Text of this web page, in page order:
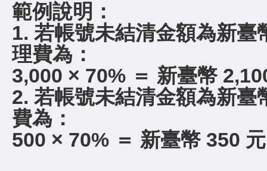
範例說明：
1. 若帳號未結清金額為新臺
理費為：
3,000 × 70% ＝ 新臺幣
2. 若帳號未結清金額為新臺
費為：
500 × 70% ＝ 新臺幣 350